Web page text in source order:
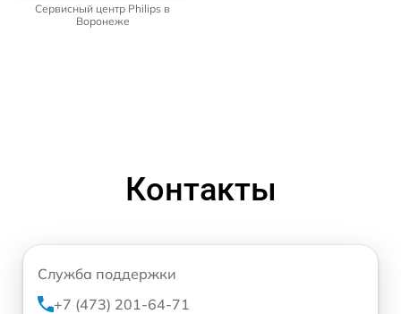
Сервисный центр Philips в
Воронеже
Контакты
Служба поддержки
+7 (473) 201-64-71